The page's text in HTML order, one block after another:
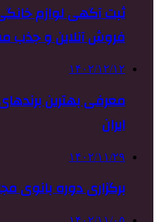
ثبت آگهی لوازم
فروش آنلاین و جذب
۱۴۰۲/۱۲/۱۲
معرفی بهترین
ایران
۱۴۰۲/۱۱/۲۹
برگزاری دوره بانوی